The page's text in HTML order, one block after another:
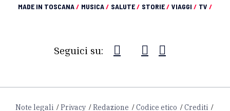
MADE IN TOSCANA/ MUSICA/ SALUTE/ STORIE/ VIAGGI / TV /
Seguici su:
Note legali Privacy Redazione Codice etico Crediti